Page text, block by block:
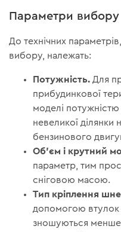
Параметри вибору
До технічних
вибору, належать:
Потужність. Для
прибудинкової
моделі
невеликої ділянки
бензинового
Об'єм і крутний
параметр, тим
сніговою масою.
Тип кріплення
допомогою втулок
зношуються